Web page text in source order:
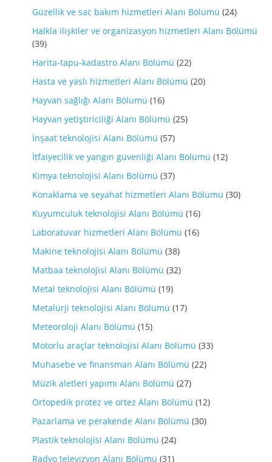
Güzellik ve sac bakım hizmetleri Alanı Bölümü (24)
Halkla ilişkiler ve organizasyon hizmetleri Alanı Bölümü
(39)
Harita-tapu-kadastro Alanı Bölümü (22)
Hasta ve yaslı hizmetleri Alanı Bölümü (20)
Hayvan sağlığı Alanı Bölümü (16)
Hayvan yetiştiriciliği Alanı Bölümü (25)
İnşaat teknolojisi Alanı Bölümü (57)
İtfaiyecilik ve yangın güvenliği Alanı Bölümü (12)
Kimya teknolojisi Alanı Bölümü (37)
Konaklama ve seyahat hizmetleri Alanı Bölümü (30)
Kuyumculuk teknolojisi Alanı Bölümü (16)
Laboratuvar hizmetleri Alanı Bölümü (16)
Makine teknolojisi Alanı Bölümü (38)
Matbaa teknolojisi Alanı Bölümü (32)
Metal teknolojisi Alanı Bölümü (19)
Metalürji teknolojisi Alanı Bölümü (17)
Meteoroloji Alanı Bölümü (15)
Motorlu araçlar teknolojisi Alanı Bölümü (33)
Muhasebe ve finansman Alanı Bölümü (22)
Müzik aletleri yapımı Alanı Bölümü (27)
Ortopedik protez ve ortez Alanı Bölümü (12)
Pazarlama ve perakende Alanı Bölümü (30)
Plastik teknolojisi Alanı Bölümü (24)
Radyo televizyon Alanı Bölümü (31)